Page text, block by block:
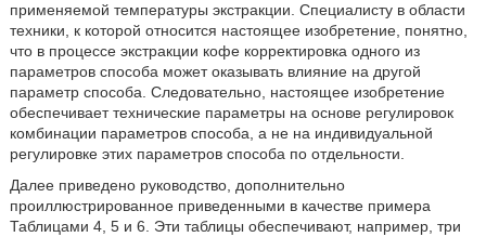
применяемой температуры экстракции. Специалисту в области
техники, к которой относится настоящее изобретение, понятно,
что в процессе экстракции кофе корректировка одного из
параметров способа может оказывать влияние на другой
параметр способа. Следовательно, настоящее изобретение
обеспечивает технические параметры на основе регулировок
комбинации параметров способа, а не на индивидуальной
регулировке этих параметров способа по отдельности.
Далее приведено руководство, дополнительно
проиллюстрированное приведенными в качестве примера
Таблицами 4, 5 и 6. Эти таблицы обеспечивают, например, три